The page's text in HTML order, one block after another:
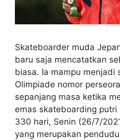
Skateboarder muda
baru saja mencatatkan
biasa. Ia mampu menjadi
Olimpiade nomor
sepanjang masa ketika
emas skateboarding putri
330 hari, Senin (26/7/
yang merupakan